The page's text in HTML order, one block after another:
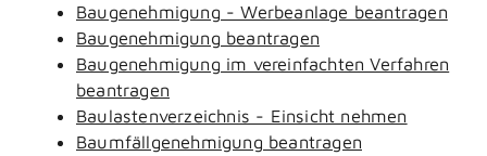
Baugenehmigung - Werbeanlage beantragen
Baugenehmigung beantragen
Baugenehmigung im vereinfachten Verfahren
beantragen
Baulastenverzeichnis - Einsicht nehmen
Baumfällgenehmigung beantragen